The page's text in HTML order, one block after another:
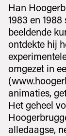
Han
1983 en
beeldende
ontdekte hij
omgezet in
animaties,
Het geheel
alledaagse,